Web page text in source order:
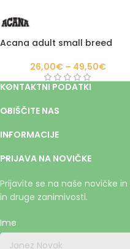
Acana adult small breed
26,00€ – 49,50€
KONTAKTNI PODATKI
OBIŠČITE NAS
INFORMACIJE
PRIJAVA NA NOVIČKE
Prijavite se na naše novičke
in druge zanimivosti.
Ime